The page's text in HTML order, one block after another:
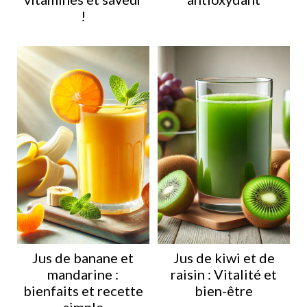
!
Jus de banane et
mandarine :
bienfaits et recette
Jus de kiwi et de
raisin : Vitalité et
bien-être